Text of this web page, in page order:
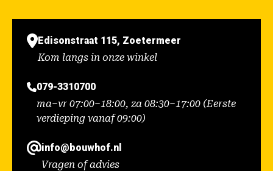
Edisonstraat 115, Zoetermeer
Kom langs in onze winkel
079-3310700
ma–vr 07:00–18:00, za 08:30–17:00 (Eerste
verdieping vanaf 09:00)
info@bouwhof.nl
Vragen of advies